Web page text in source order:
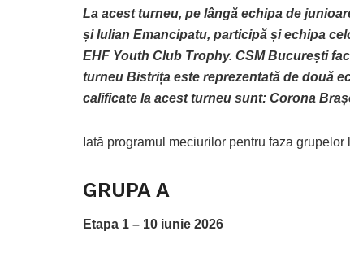
La acest turneu, pe lângă echipa de
și Iulian Emancipatu, participă și echipa
EHF Youth Club Trophy. CSM București
turneu Bistrița este reprezentată de două
calificate la acest turneu sunt: Corona
Iată programul meciurilor pentru faza
GRUPA A
Etapa 1 – 10 iunie 2026